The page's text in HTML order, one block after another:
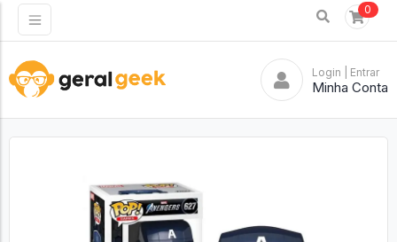
0
Login | Entrar
Minha Conta